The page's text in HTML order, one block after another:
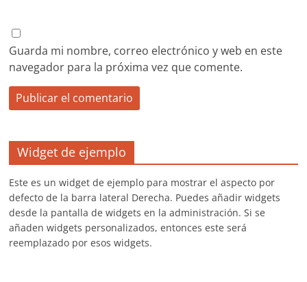
Guarda mi nombre, correo electrónico y web en este
navegador para la próxima vez que comente.
Widget de ejemplo
Este es un widget de ejemplo para mostrar el aspecto por
defecto de la barra lateral Derecha. Puedes añadir widgets
desde la pantalla de widgets en la administración. Si se
añaden widgets personalizados, entonces este será
reemplazado por esos widgets.